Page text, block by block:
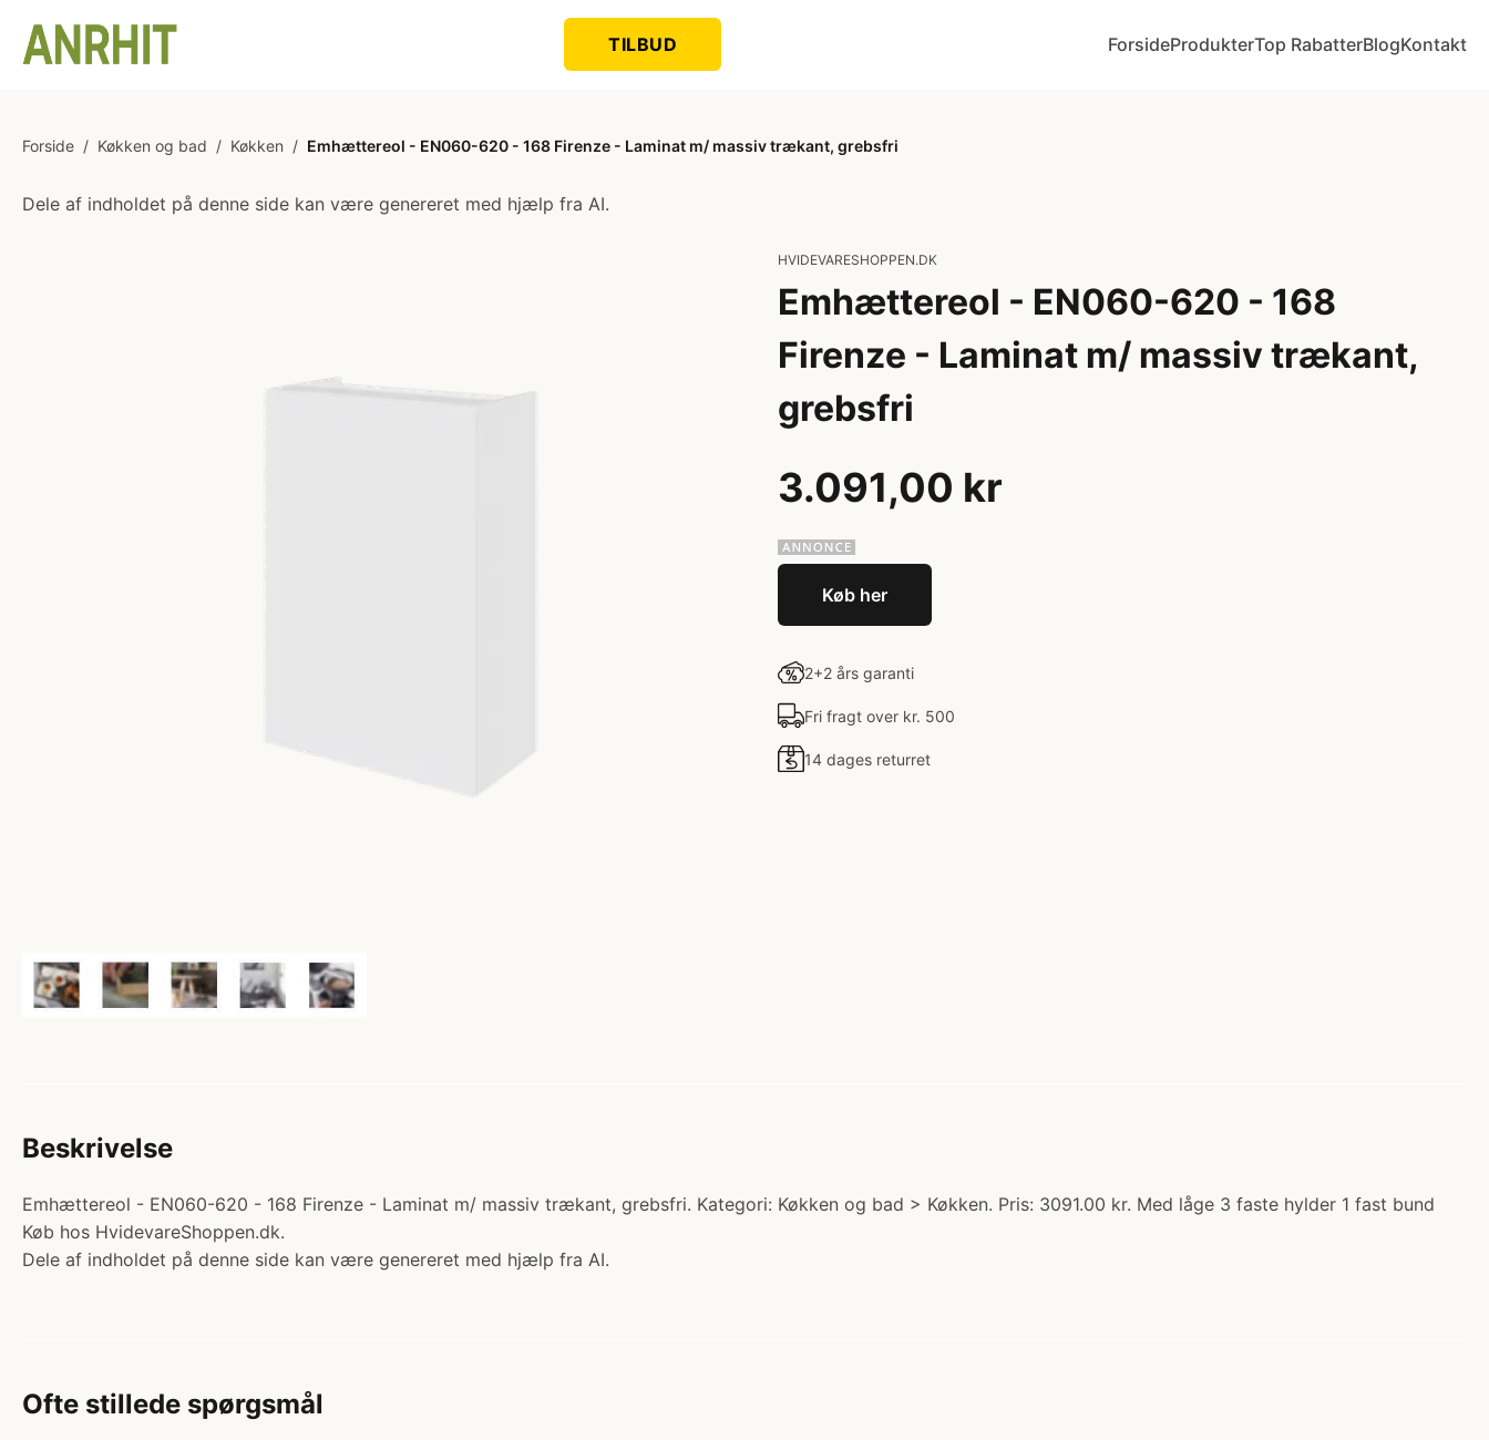
TILBUD ForsideProdukterTop RabatterBlogKontakt
Forside / Køkken og bad / Køkken / Emhættereol - EN060-620 - 168 Firenze - Laminat m/ massiv trækant, grebsfri
Dele af indholdet på denne side kan være genereret med hjælp fra AI.
HVIDEVARESHOPPEN.DK
Emhættereol - EN060-620 - 168
Firenze - Laminat m/ massiv trækant,
grebsfri
3.091,00 kr
Køb her
2+2 års garanti
Fri fragt over kr. 500
14 dages returret
Beskrivelse
Emhættereol - EN060-620 - 168 Firenze - Laminat m/ massiv trækant, grebsfri. Kategori: Køkken og bad > Køkken. Pris: 3091.00 kr. Med låge 3 faste hylder 1 fast bund
Køb hos HvidevareShoppen.dk.
Dele af indholdet på denne side kan være genereret med hjælp fra AI.
Ofte stillede spørgsmål